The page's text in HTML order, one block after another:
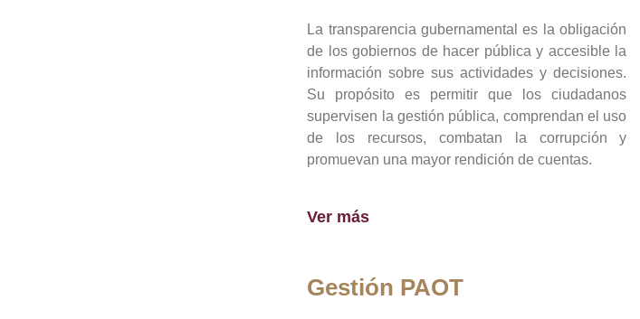
La transparencia gubernamental es la obligación
de los gobiernos de hacer pública y accesible la
información sobre sus actividades y decisiones.
Su propósito es permitir que los ciudadanos
supervisen la gestión pública, comprendan el uso
de los recursos, combatan la corrupción y
promuevan una mayor rendición de cuentas.
Ver más
Gestión PAOT